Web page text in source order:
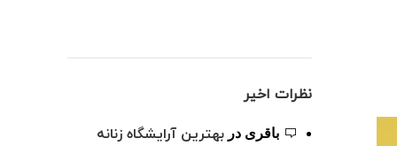
نظرات اخیر
باقری دربهترین آرایشگاه زنانه